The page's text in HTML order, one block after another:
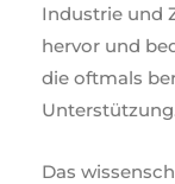
Industrie und
hervor und
die oftmals
Das